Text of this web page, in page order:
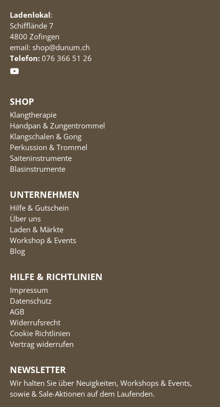
Ladenlokal:
Schifflände 7
4800 Zofingen
email: shop@dunum.ch
Telefon: 076 366 51 26
SHOP
Klangtherapie
Handpan & Zungentrommel
Klangschalen & Gong
Perkussion & Trommel
Saiteninstrumente
Blasinstrumente
UNTERNEHMEN
Hilfe & Gutschein
Über uns
Laden & Märkte
Workshop & Events
Blog
HILFE & RICHTLINIEN
Impressum
Datenschutz
AGB
Widerrufsrecht
Cookie Richtlinien
Vertrag widerrufen
NEWSLETTER
Wir halten Sie über Neuigkeiten, Workshops & Events,
sowie & Sale-Aktionen auf dem Laufenden.